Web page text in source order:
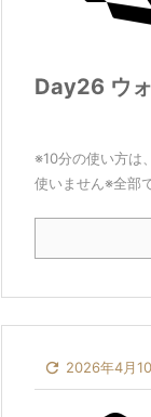
Day26 ウ
※10分の使い方は
使いません※全部
 2026年4月